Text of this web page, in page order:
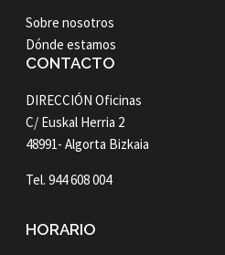
Sobre nosotros
Dónde estamos
CONTACTO
DIRECCIÓN Oficinas
C/ Euskal Herria 2
48991- Algorta Bizkaia
Tel. 944 608 004
HORARIO